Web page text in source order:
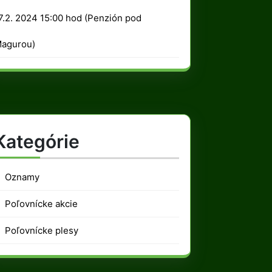
2024
2024 15:00 hod (Penzión pod
Oznamy
Poľovnícke akcie
Poľovnícke plesy